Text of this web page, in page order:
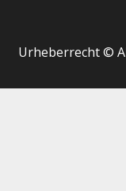
Urheberrecht ©